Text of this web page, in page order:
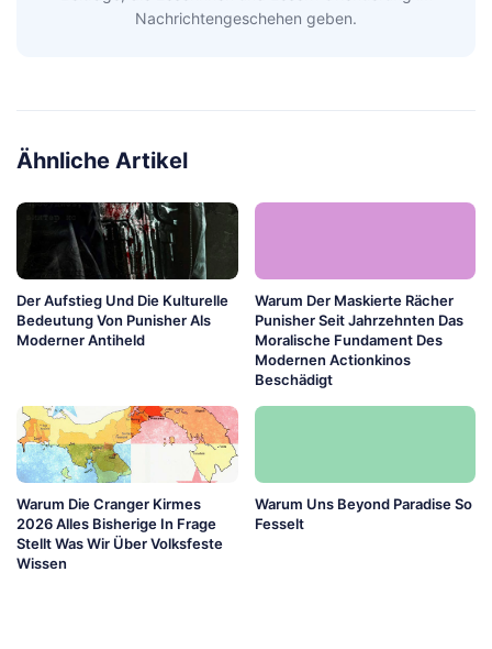
Nachrichtengeschehen geben.
Ähnliche Artikel
Der Aufstieg Und Die Kulturelle
Bedeutung Von Punisher Als
Moderner Antiheld
Warum Der Maskierte Rächer
Punisher Seit Jahrzehnten Das
Moralische Fundament Des
Modernen Actionkinos
Beschädigt
Warum Die Cranger Kirmes
2026 Alles Bisherige In Frage
Stellt Was Wir Über Volksfeste
Wissen
Warum Uns Beyond Paradise So
Fesselt